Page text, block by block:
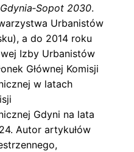
2030.
Urbanistów
a do 2014 roku
Izby Urbanistów
Głównej Komisji
w latach
Gdyni na lata
Autor artykułów